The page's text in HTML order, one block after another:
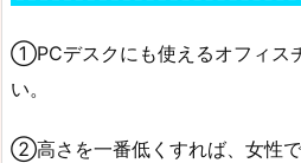
①PCデスクにも使えるオフィス
い。
②高さを一番低くすれば、女性